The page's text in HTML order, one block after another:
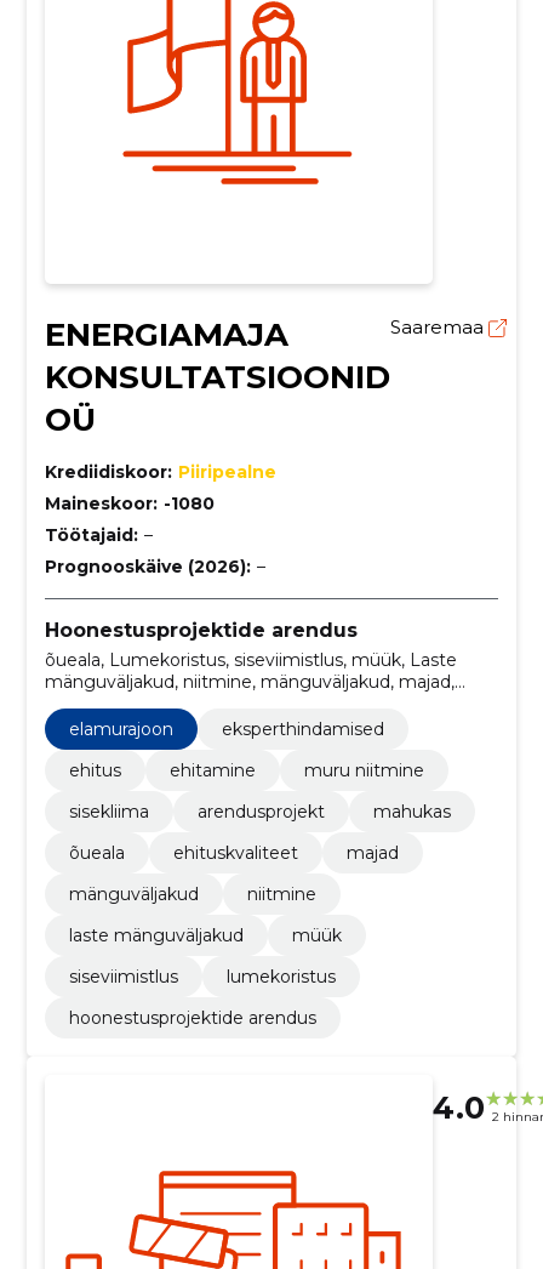
ENERGIAMAJA
KONSULTATSIOONID
OÜ
Saaremaa
Krediidiskoor: Piiripealne
Maineskoor: -1080
Töötajaid: –
Prognooskäive (2026): –
Hoonestusprojektide arendus
õueala, Lumekoristus, siseviimistlus, müük, Laste
mänguväljakud, niitmine, mänguväljakud, majad,
ehituskvaliteet, eksperthindamised
elamurajoon
eksperthindamised
ehitus
ehitamine
muru niitmine
sisekliima
arendusprojekt
mahukas
õueala
ehituskvaliteet
majad
mänguväljakud
niitmine
laste mänguväljakud
müük
siseviimistlus
lumekoristus
hoonestusprojektide arendus
4.0 2